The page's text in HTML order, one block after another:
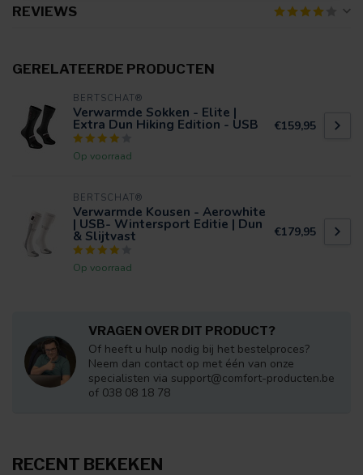
REVIEWS
GERELATEERDE PRODUCTEN
BERTSCHAT®
Verwarmde Sokken - Elite |
Extra Dun Hiking Edition - USB
Op voorraad
€159,95
BERTSCHAT®
Verwarmde Kousen - Aerowhite
| USB- Wintersport Editie | Dun
& Slijtvast
Op voorraad
€179,95
VRAGEN OVER DIT PRODUCT?
Of heeft u hulp nodig bij het bestelproces?
Neem dan contact op met één van onze
specialisten via support@comfort-producten.be
of 038 08 18 78
RECENT BEKEKEN